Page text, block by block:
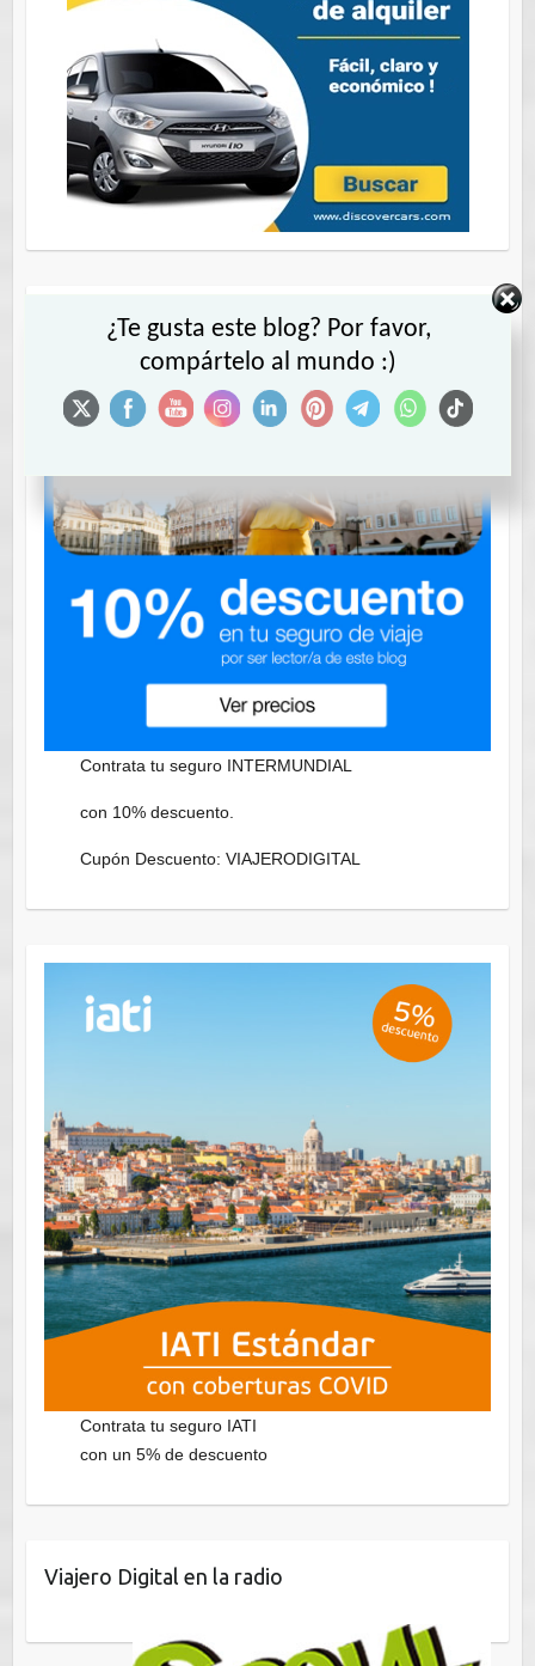
Contrata tu seguro INTERMUNDIAL
con 10% descuento.
Cupón Descuento: VIAJERODIGITAL
Contrata tu seguro IATI
con un 5% de descuento
Viajero Digital en la radio
¿Te gusta este blog? Por favor,
compártelo al mundo :)